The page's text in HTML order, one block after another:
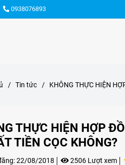
0938076893
/ Tin tức / KHÔNG THỰC HIỆN
THỰC HIỆN HỢP
TIỀN CỌC KHÔNG?
22/08/2018 2506 Lượt xem